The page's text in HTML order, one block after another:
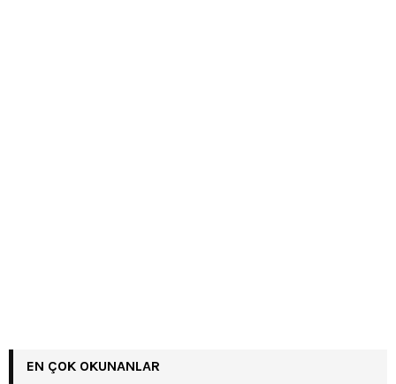
EN ÇOK OKUNANLAR